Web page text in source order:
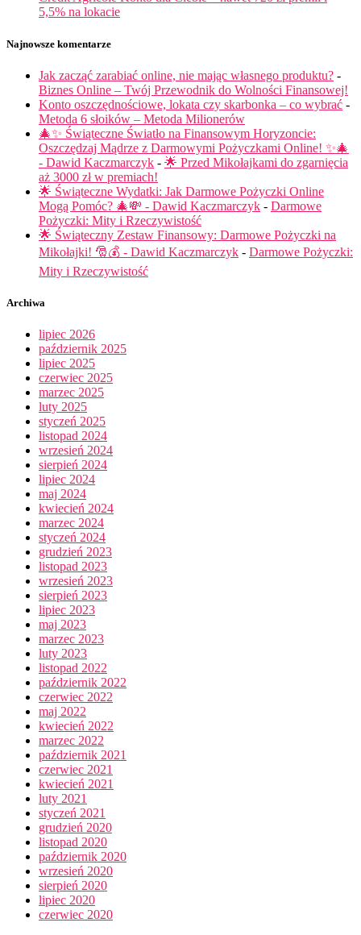
5,5% na lokacie
Najnowsze komentarze
Jak zacząć zarabiać online, nie mając własnego produktu? -
Biznes Online – Twój Przewodnik do Wolności Finansowej!
Konto oszczędnościowe, lokata czy skarbonka – co wybrać -
Metoda 6 słoików – Metoda Milionerów
🎄✨ Świąteczne Światło na Finansowym Horyzoncie:
Oszczędzaj Mądrze z Darmowymi Pożyczkami Online! ✨🎄
- Dawid Kaczmarczyk - 🌟 Przed Mikołajkami do zgarnięcia
aż 3000 zł w premiach!
🌟 Świąteczne Wydatki: Jak Darmowe Pożyczki Online
Mogą Pomóc? 🎄💸 - Dawid Kaczmarczyk - Darmowe
Pożyczki: Mity i Rzeczywistość
🌟 Świąteczny Zestaw Finansowy: Darmowe Pożyczki na
Mikołajki! 🎅💰 - Dawid Kaczmarczyk - Darmowe Pożyczki:
Mity i Rzeczywistość
Archiwa
lipiec 2026
październik 2025
lipiec 2025
czerwiec 2025
marzec 2025
luty 2025
styczeń 2025
listopad 2024
wrzesień 2024
sierpień 2024
lipiec 2024
maj 2024
kwiecień 2024
marzec 2024
styczeń 2024
grudzień 2023
listopad 2023
wrzesień 2023
sierpień 2023
lipiec 2023
maj 2023
marzec 2023
luty 2023
listopad 2022
październik 2022
czerwiec 2022
maj 2022
kwiecień 2022
marzec 2022
październik 2021
czerwiec 2021
kwiecień 2021
luty 2021
styczeń 2021
grudzień 2020
listopad 2020
październik 2020
wrzesień 2020
sierpień 2020
lipiec 2020
czerwiec 2020